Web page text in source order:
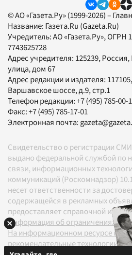
© АО «Газета.Ру» (1999-2026) –
Название: Газета.Ru (Gazeta.Ru)
Учредитель:АО «Газета.Ру», ОГРН
7743625728
Адрес учредителя: 125239,
улица, дом 67
Адрес редакции и издателя: 117105
Варшавское шоссе, д.9, стр.1
Телефон редакции:+7 (495) 785-00-
Факс:+7 (495) 785-17-01
Электронная почта:
Свидетельство о регистрации
выдано федеральной службой по
связи, информационных
коммуникаций (Роскомнадзор)
несет ответственности за
содержащейся в рекламных
предоставляет справочной
Информация об ограничениях
На информационном ресурсе
рекомендательные технологии в